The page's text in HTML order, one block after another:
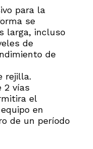
para la
se
larga, incluso
de
de
rejilla.
2 vías
el
en
de un período